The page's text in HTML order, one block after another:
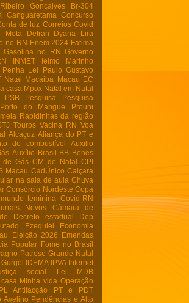
Gonçalves
Br-304
Canguaretama
Concurso
de luz Correios Covid
Mota Detran
Dyana Lira
no RN Enem 2024 Fatima
Gasolina no RN Governo
INMET
Ielmo Marinho
Lei Paulo Gustavo
Natal Macaiba
Macau EC
casa Mpox Natal em Natal
PSB Pesquisa
Pesquisa
Porto do Mangue
Prouni
Rapidinhas da região
Touros Vacina RN Voa
Alcaçuz Aliança do PT e
de combustível
Auxilio
Auxílio Brasil BB Benes
de Gás CM de Natal CPI
Macau CadÚnico Caiçara
na sala de aula Chuva
Consórcio Nordeste Copa
feminina
Covid-RN
Novos
Câmara de
Decreto estadual
Dep
Ezequiel
Economia
Eleição 2026
Emendas
Popular Fome no Brasil
Patrese Grande Natal
IDEMA IPVA Internet
social Lei
MDB
Minha vida Operação
PL Antifacção
PT e PDT
Avelino Pendências e Alto